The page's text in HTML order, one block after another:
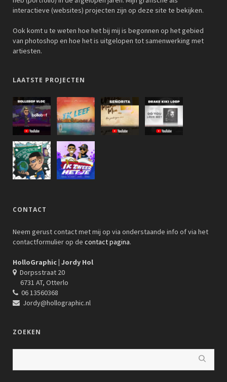
interactieve (websites) projecten zijn op deze site te bekijken.
Ook komt u te weten hoe het bij mij is begonnen op het gebied
van photoshop en hoe het is uitgelopen tot samenwerking met
artiesten.
LAATSTE PROJECTEN
CONTACT
Neem gerust contact met mij op via onderstaande info of via het
contactformulier op de contact pagina.
HolloGraphic | Jordy Hol
Dorpsstraat 20
6731 AT, Otterlo
06 13560368
Jordy@hollographic.nl
ZOEKEN